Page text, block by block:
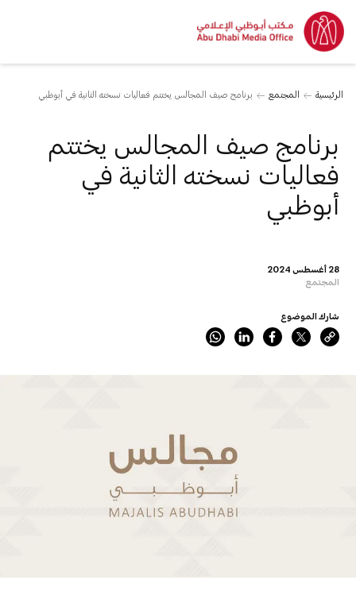
الرئيسية المجتمع برنامج صيف المجالس يختتم فعاليات نسخته الثانية في أبوظبي
28 أغسطس 2024
المجتمع
برنامج صيف المجالس يختتم
فعاليات نسخته الثانية في
أبوظبي
شارك الموضوع